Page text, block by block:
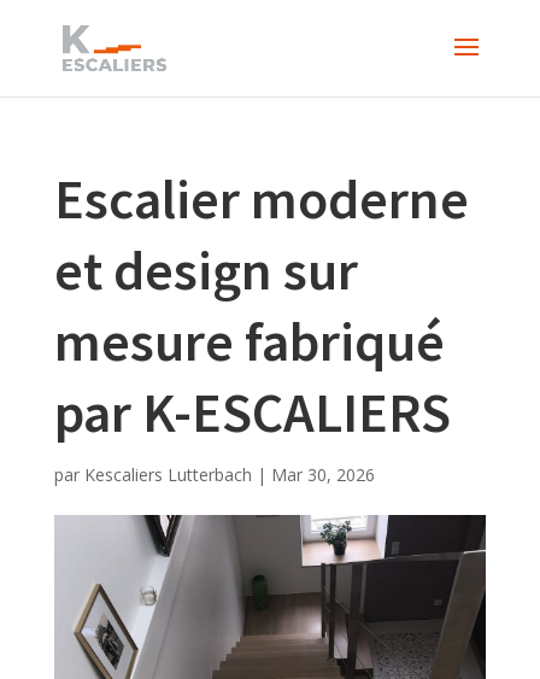
Escalier moderne
et design sur
mesure fabriqué
par K-ESCALIERS
par Kescaliers Lutterbach | Mar 30, 2026